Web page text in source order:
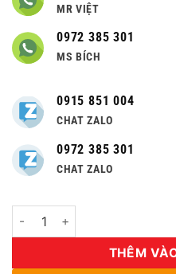
MR VIỆT
0972 385 301
MS BÍCH
0915 851 004
CHAT ZALO
0972 385 301
CHAT ZALO
Số lượng
THÊM